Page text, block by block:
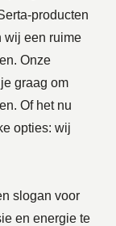
producten
wij een ruime
Onze
graag om
Of het nu
opties: wij
slogan voor
en energie te